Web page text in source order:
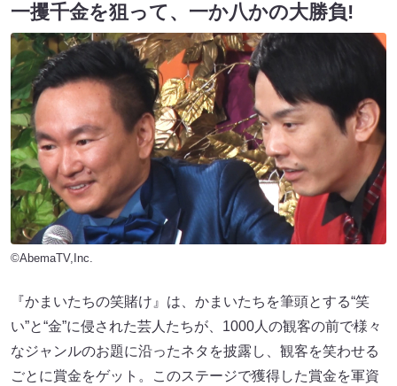
一攫千金を狙って、一か八かの大勝負!
©AbemaTV,Inc.
『かまいたちの笑賭け』は、かまいたちを筆頭とする“笑
い”と“金”に侵された芸人たちが、1000人の観客の前で様々
なジャンルのお題に沿ったネタを披露し、観客を笑わせる
ごとに賞金をゲット。このステージで獲得した賞金を軍資